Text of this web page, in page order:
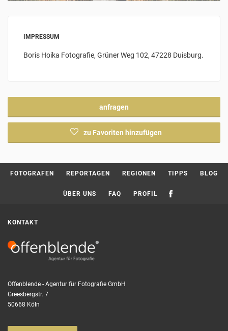
IMPRESSUM
Boris Hoika Fotografie, Grüner Weg 102, 47228 Duisburg.
anfragen
zu Favoriten hinzufügen
FOTOGRAFEN REPORTAGEN REGIONEN TIPPS BLOG
ÜBER UNS FAQ PROFIL
KONTAKT
Offenblende - Agentur für Fotografie GmbH
Greesbergstr. 7
50668 Köln